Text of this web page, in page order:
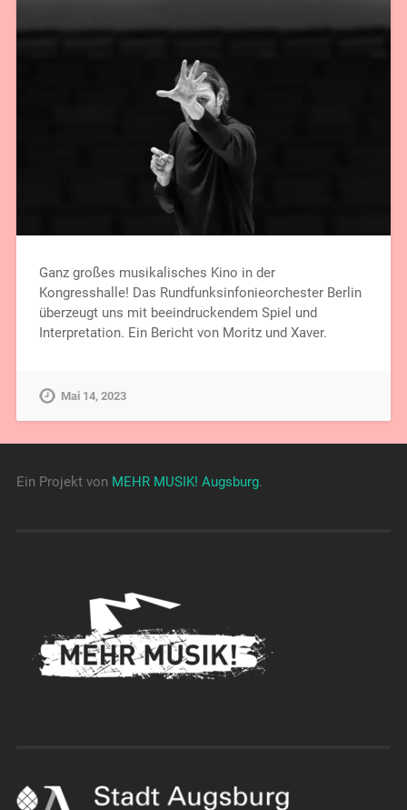
Ganz großes musikalisches Kino in der
Kongresshalle! Das Rundfunksinfonieorchester Berlin
überzeugt uns mit beeindruckendem Spiel und
Interpretation. Ein Bericht von Moritz und Xaver.
Mai 14, 2023
Ein Projekt von MEHR MUSIK! Augsburg.